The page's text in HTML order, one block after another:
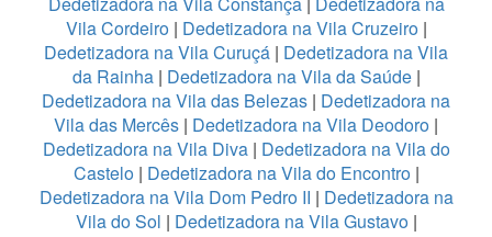
Vila Cordeiro| Dedetizadora na Vila Cruzeiro |
Dedetizadora na Vila Curuçá | Dedetizadora na Vila
da Rainha | Dedetizadora na Vila da Saúde|
Dedetizadora na Vila das Belezas | Dedetizadora na
Vila das Mercês | Dedetizadora na Vila Deodoro |
Dedetizadora na Vila Diva| Dedetizadora na Vila do
Castelo| Dedetizadora na Vila do Encontro|
Dedetizadora na Vila Dom Pedro II | Dedetizadora na
Vila do Sol | Dedetizadora na Vila Gustavo|